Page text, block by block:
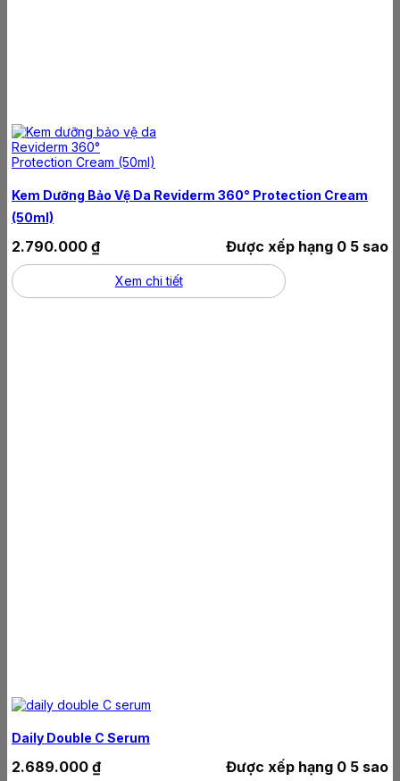
Kem Dưỡng Bảo Vệ Da Reviderm 360° Protection Cream
(50ml)
Được xếp hạng 0 5 sao
2.790.000 ₫
Xem chi tiết
Daily Double C Serum
Được xếp hạng 0 5 sao
2.689.000 ₫